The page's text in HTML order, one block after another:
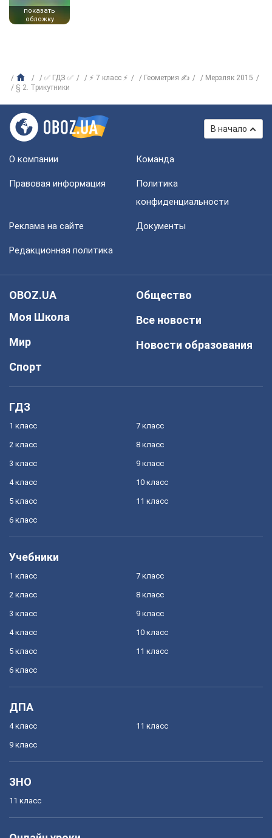
показать
обложку
✅ ГДЗ ✅ ⚡ 7 класс ⚡ Геометрия ✍
Мерзляк 2015
§ 2. Трикутники
В начало
О компании Команда
Правовая информация
Политика
конфиденциальности
Реклама на сайте Документы
Редакционная политика
OBOZ.UA
Моя Школа
Мир
Спорт
Общество
Все новости
Новости образования
ГДЗ
1 класс
2 класс
3 класс
4 класс
5 класс
6 класс
7 класс
8 класс
9 класс
10 класс
11 класс
Учебники
1 класс
2 класс
3 класс
4 класс
5 класс
6 класс
7 класс
8 класс
9 класс
10 класс
11 класс
ДПА
4 класс
9 класс
11 класс
ЗНО
11 класс